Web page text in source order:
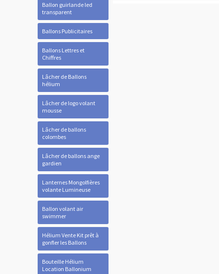
Ballon guirlande led
transparent
Ballons Publicitaires
Ballons Lettres et
Chiffres
Lâcher de Ballons
hélium
Lâcher de logo volant
mousse
Lâcher de ballons
colombes
Lâcher de ballons ange
gardien
Lanternes Mongolfières
volante Lumineuse
Ballon volant air
swimmer
Hélium Vente Kit prêt à
gonfler les Ballons
Bouteille Hélium
Location Ballonium